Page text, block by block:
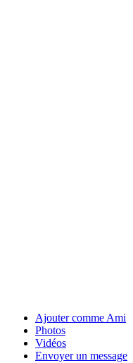
Ajouter comme Ami
Photos
Vidéos
Envoyer un message